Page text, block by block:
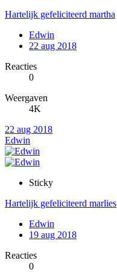
Hartelijk gefeliciteerd martha
Edwin
22 aug 2018
Reacties
0
Weergaven
4K
22 aug 2018
Edwin
Sticky
Hartelijk gefeliciteerd marlies
Edwin
19 aug 2018
Reacties
0